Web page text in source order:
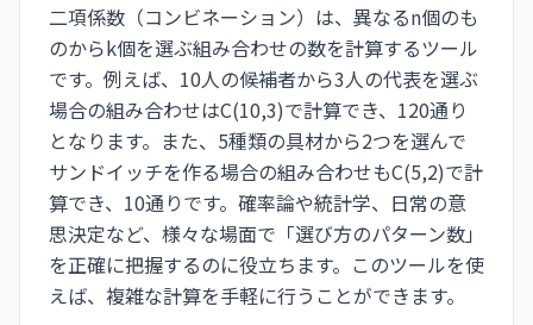
二項係数（コンビネーション）は、異なるn個のも
のからk個を選ぶ組み合わせの数を計算するツール
です。例えば、10人の候補者から3人の代表を選ぶ
場合の組み合わせはC(10,3)で計算でき、120通り
となります。また、5種類の具材から2つを選んで
サンドイッチを作る場合の組み合わせもC(5,2)で計
算でき、10通りです。確率論や統計学、日常の意
思決定など、様々な場面で「選び方のパターン数」
を正確に把握するのに役立ちます。このツールを使
えば、複雑な計算を手軽に行うことができます。